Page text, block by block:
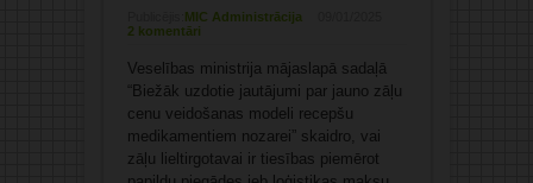
MIC Administrācija
2 komentāri
Veselības ministrija mājaslapā sadaļā
“Biežāk uzdotie jautājumi par jauno zāļu
cenu veidošanas modeli recepšu
medikamentiem nozarei” skaidro, vai
zāļu lieltirgotavai ir tiesības piemērot